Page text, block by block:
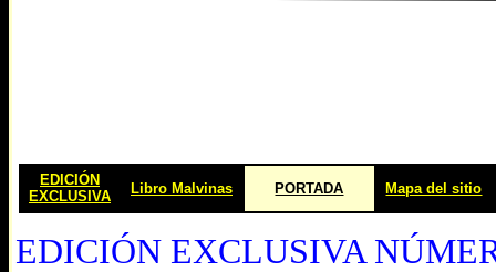
EDICIÓN
EXCLUSIVA
Libro Malvinas PORTADA Mapa del sitio
EDICIÓN EXCLUSIVA